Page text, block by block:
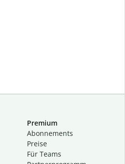
Premium
Abon­ne­ments
Preise
Für Teams